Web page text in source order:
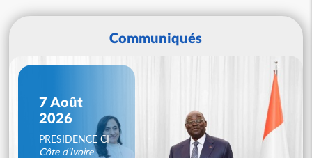
Communiqués
7 Août
2026
PRESIDENCE CI
Côte d'Ivoire